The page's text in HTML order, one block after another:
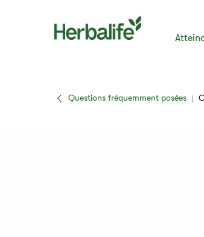
Questions fréquemment posées |